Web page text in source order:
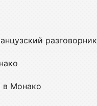
разговорник
в Монако